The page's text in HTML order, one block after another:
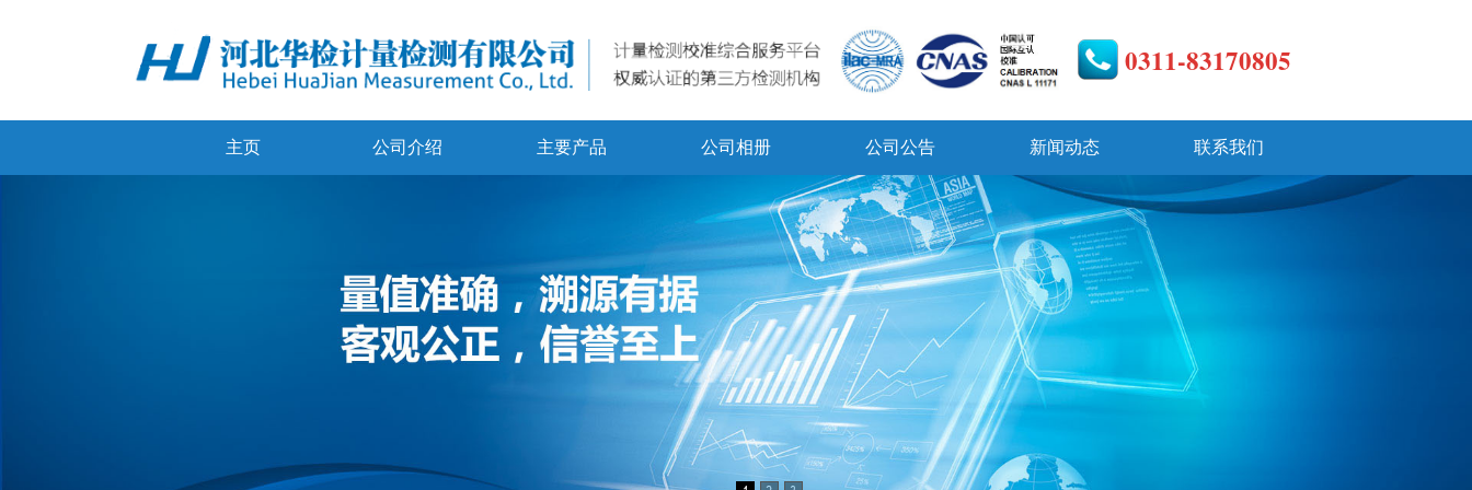
0311-83170805
主页 公司介绍 主要产品 公司相册 公司公告 新闻动态 联系我们